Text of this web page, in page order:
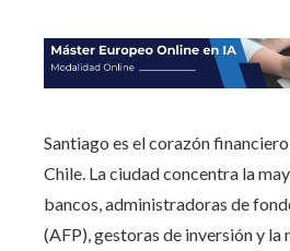
Santiago es el corazón
Chile. La ciudad concentra la
bancos, administradoras de
(AFP), gestoras de inversión y la